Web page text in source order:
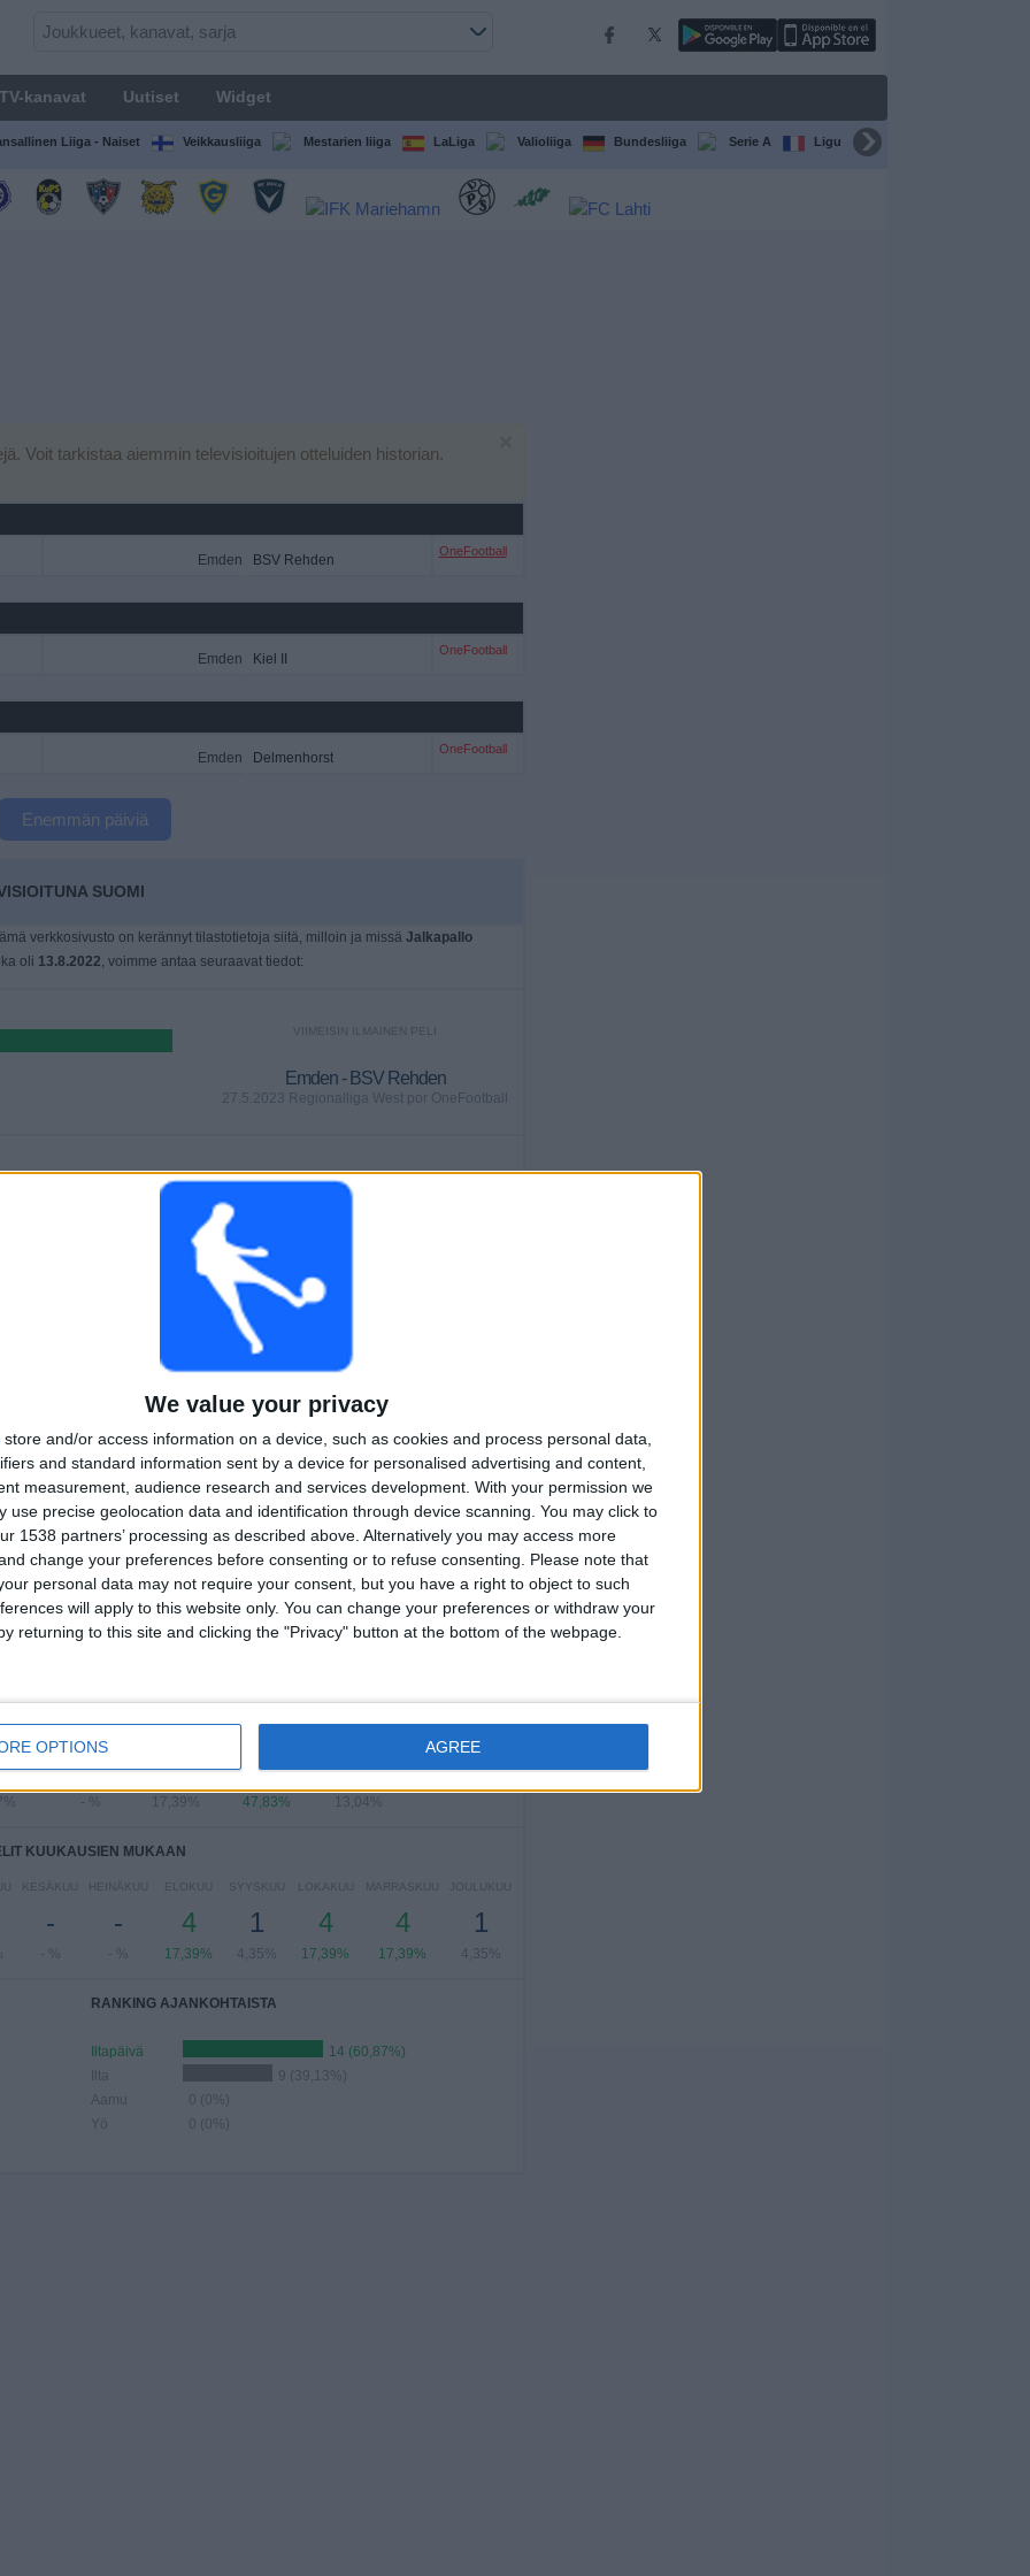
We value your privacy
store and/or access information on a device, such as cookies and process personal data,
and standard information sent by a device for personalised advertising and content,
measurement, audience research and services development. With your permission we
use precise geolocation data and identification through device scanning. You may click to
1538 partners’ processing as described above. Alternatively you may access more
change your preferences before consenting or to refuse consenting.
Please note that
personal data may not require your consent, but you have a right to object to such
will apply to this website only. You can change your preferences or withdraw your
returning to this site and clicking the "Privacy" button at the bottom of the webpage.
OPTIONS AGREE
TV-kanavat Uutiset Widget
Liiga - Naiset Veikkausliiga Mestarien liiga LaLiga Valioliiga Bundesliiga Serie A Ligue 1
Voit tarkistaa aiemmin televisioitujen otteluiden historian.
Emden BSV Rehden
OneFootball
Emden Kiel II
OneFootball
Emden Delmenhorst
OneFootball
Enemmän päiviä
SUOMI
verkkosivusto on kerännyt tilastotietoja siitä, milloin ja missä Jalkapallo
oli 13.8.2022, voimme antaa seuraavat tiedot:
VIIMEISIN ILMAINEN PELI
Emden - BSV Rehden
27.5.2023 Regionalliga West por OneFootball
PÄIVÄT
0
PERÄKKÄISET
MAKSUPELIT
2
VS Jeddeloh
YHTEENSÄ
1
KILPAILUT
RANKING KILPAILUJEN MUKAAN
Regionalliga West 23 (100%)
Näytä täydellinen ranking
VIIKONPÄIVIEN MUKAAN
-
- %
4
17,39%
11
47,83%
3
13,04%
KUUKAUSIEN MUKAAN
KESÄKUU
-
- %
HEINÄKUU
-
- %
ELOKUU
4
17,39%
SYYSKUU
1
4,35%
LOKAKUU
4
17,39%
MARRASKUU
4
17,39%
JOULUKUU
1
4,35%
RANKING AJANKOHTAISTA
Iltapäivä
14 (60,87%)
Ilta
9 (39,13%)
Aamu
0 (0%)
Yö
0 (0%)